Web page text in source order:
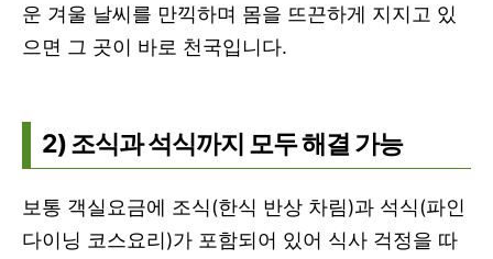
운 겨울 날씨를 만끽하며 몸을 뜨끈하게 지지고 있
으면 그 곳이 바로 천국입니다.
2) 조식과 석식까지 모두 해결 가능
보통 객실요금에 조식(한식 반상 차림)과 석식(파인
다이닝 코스요리)가 포함되어 있어 식사 걱정을 따